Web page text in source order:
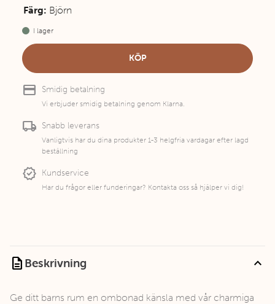
Färg: Björn
I lager
KÖP
credit_card Smidig betalning
Vi erbjuder smidig betalning genom Klarna.
local_shipping Snabb leverans
Vanligtvis har du dina produkter 1-3 helgfria vardagar efter lagd
beställning
new_releases Kundservice
Har du frågor eller funderingar? Kontakta oss så hjälper vi dig!
description Beskrivning expand_less
Ge ditt barns rum en ombonad känsla med vår charmiga